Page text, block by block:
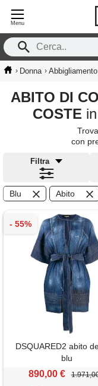
Menu
› Donna › Abbigliamento
ABITO DI COLORE BLU IN JEANS A
COSTE
con
Filtra
Blu Abito
DSQUARED2 abito
blu
890,00 €